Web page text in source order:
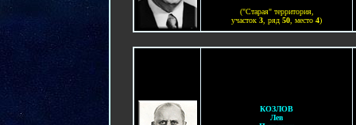
("Старая" территория,
участок 3, ряд 50, место 4)
КОЗЛОВ
Лев